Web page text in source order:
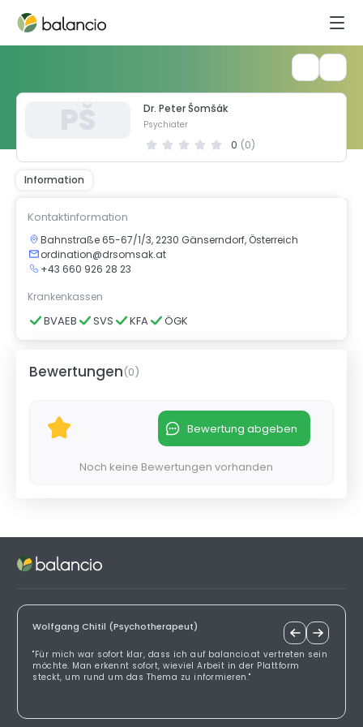
Dr. Peter Šomšák
Psychiater
0 (0)
Information
Kontaktinformation
Bahnstraße 65-67/1/3, 2230 Gänserndorf, Österreich
ordination@drsomsak.at
+43 660 926 28 23
Krankenkassen
BVAEB SVS KFA ÖGK
Bewertungen(0)
Bewertung abgeben
Noch keine Bewertungen vorhanden
Wolfgang Chitil (Psychotherapeut)
"Für mich war sofort klar, dass ich auf balancio.at vertreten sein
möchte. Man erkennt sofort, wieviel Arbeit in der Plattform
steckt, um rund um das Thema zu informieren."